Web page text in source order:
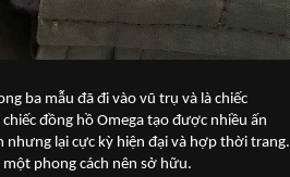
ba mẫu đã đi vào vũ trụ và là chiếc
đồng hồ Omega tạo được nhiều ấn
lại cực kỳ hiện đại và hợp thời trang.
phong cách nên sở hữu.